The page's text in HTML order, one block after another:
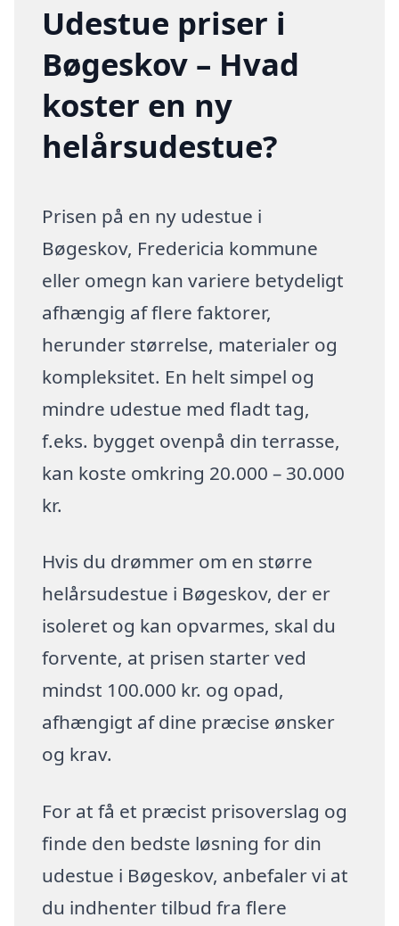
Udestue priser i
Bøgeskov – Hvad
koster en ny
helårsudestue?
Prisen på en ny udestue i
Bøgeskov, Fredericia kommune
eller omegn kan variere betydeligt
afhængig af flere faktorer,
herunder størrelse, materialer og
kompleksitet. En helt simpel og
mindre udestue med fladt tag,
f.eks. bygget ovenpå din terrasse,
kan koste omkring 20.000 – 30.000
kr.
Hvis du drømmer om en større
helårsudestue i Bøgeskov, der er
isoleret og kan opvarmes, skal du
forvente, at prisen starter ved
mindst 100.000 kr. og opad,
afhængigt af dine præcise ønsker
og krav.
For at få et præcist prisoverslag og
finde den bedste løsning for din
udestue i Bøgeskov, anbefaler vi at
du indhenter tilbud fra flere